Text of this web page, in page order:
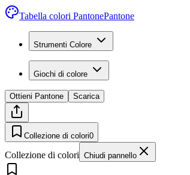
Tabella colori PantonePantone
Strumenti Colore
Giochi di colore
Ottieni Pantone Scarica
Collezione di colori0
Collezione di colori Chiudi pannello